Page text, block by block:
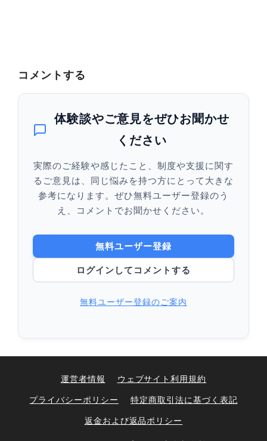
コメントする
体験談やご意見をぜひお聞かせ
ください
実際のご経験や感じたこと、制度や支援に関す
るご意見は、同じ悩みを持つ方にとって大きな
参考になります。ぜひ無料ユーザー登録のう
え、コメントでお聞かせください。
無料ユーザー登録
ログインしてコメントする
無料ユーザー登録のご案内
運営者情報 ウェブサイト利用規約
プライバシーポリシー 特定商取引法に基づく表記
返金および返品ポリシー